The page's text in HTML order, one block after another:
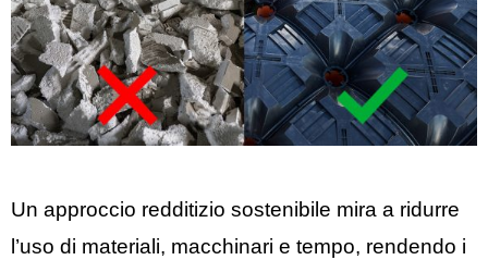
Un approccio redditizio sostenibile mira a ridurre
l’uso di materiali, macchinari e tempo, rendendo i